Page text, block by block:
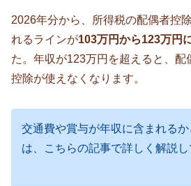
2026年分から、所得税の配偶者控
れるラインが103万円から123万円
た。年収が123万円を超えると、配
控除が使えなくなります。
交通費や賞与が年収に含まれる
は、こちらの記事で詳しく解説し